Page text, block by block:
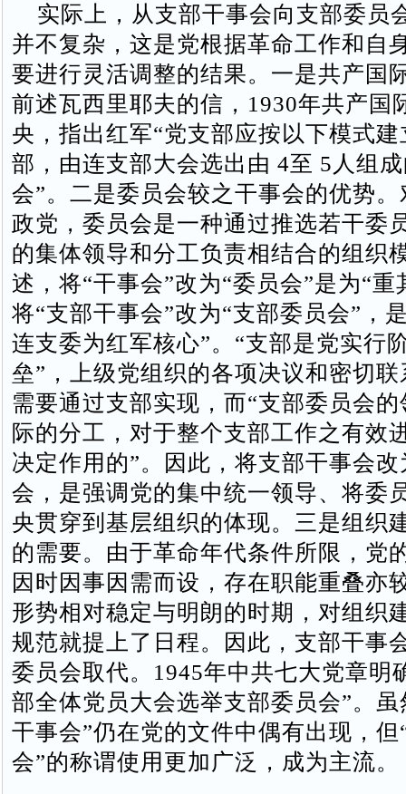
实际上，从支部干事会向支部委员
并不复杂，这是党根据革命工作和自
要进行灵活调整的结果。一是共产国
前述瓦西里耶夫的信，1930年共产国
央，指出红军“党支部应按以下模式
部，由连支部大会选出由 4至 5人组
会”。二是委员会较之干事会的优势
政党，委员会是一种通过推选若干委
的集体领导和分工负责相结合的组织
述，将“干事会”改为“委员会”是为“重
将“支部干事会”改为“支部委员会”，
连支委为红军核心”。“支部是党实行
垒”，上级党组织的各项决议和密切
需要通过支部实现，而“支部委员会
际的分工，对于整个支部工作之有效
决定作用的”。因此，将支部干事会
会，是强调党的集中统一领导、将委
央贯穿到基层组织的体现。三是组织
的需要。由于革命年代条件所限，党
因时因事因需而设，存在职能重叠亦
形势相对稳定与明朗的时期，对组织
规范就提上了日程。因此，支部干事
委员会取代。1945年中共七大党章明
部全体党员大会选举支部委员会”。虽
干事会”仍在党的文件中偶有出现，但
会”的称谓使用更加广泛，成为主流。